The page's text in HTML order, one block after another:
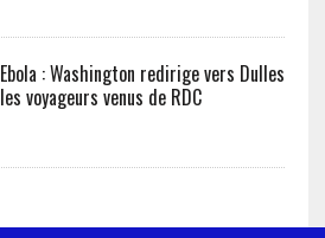
Ebola : Washington redirige vers Dulles
les voyageurs venus de RDC